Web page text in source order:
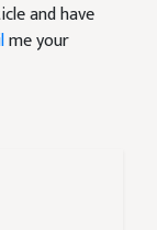
and have
me your